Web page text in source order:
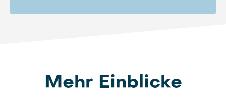
Mehr Einblicke